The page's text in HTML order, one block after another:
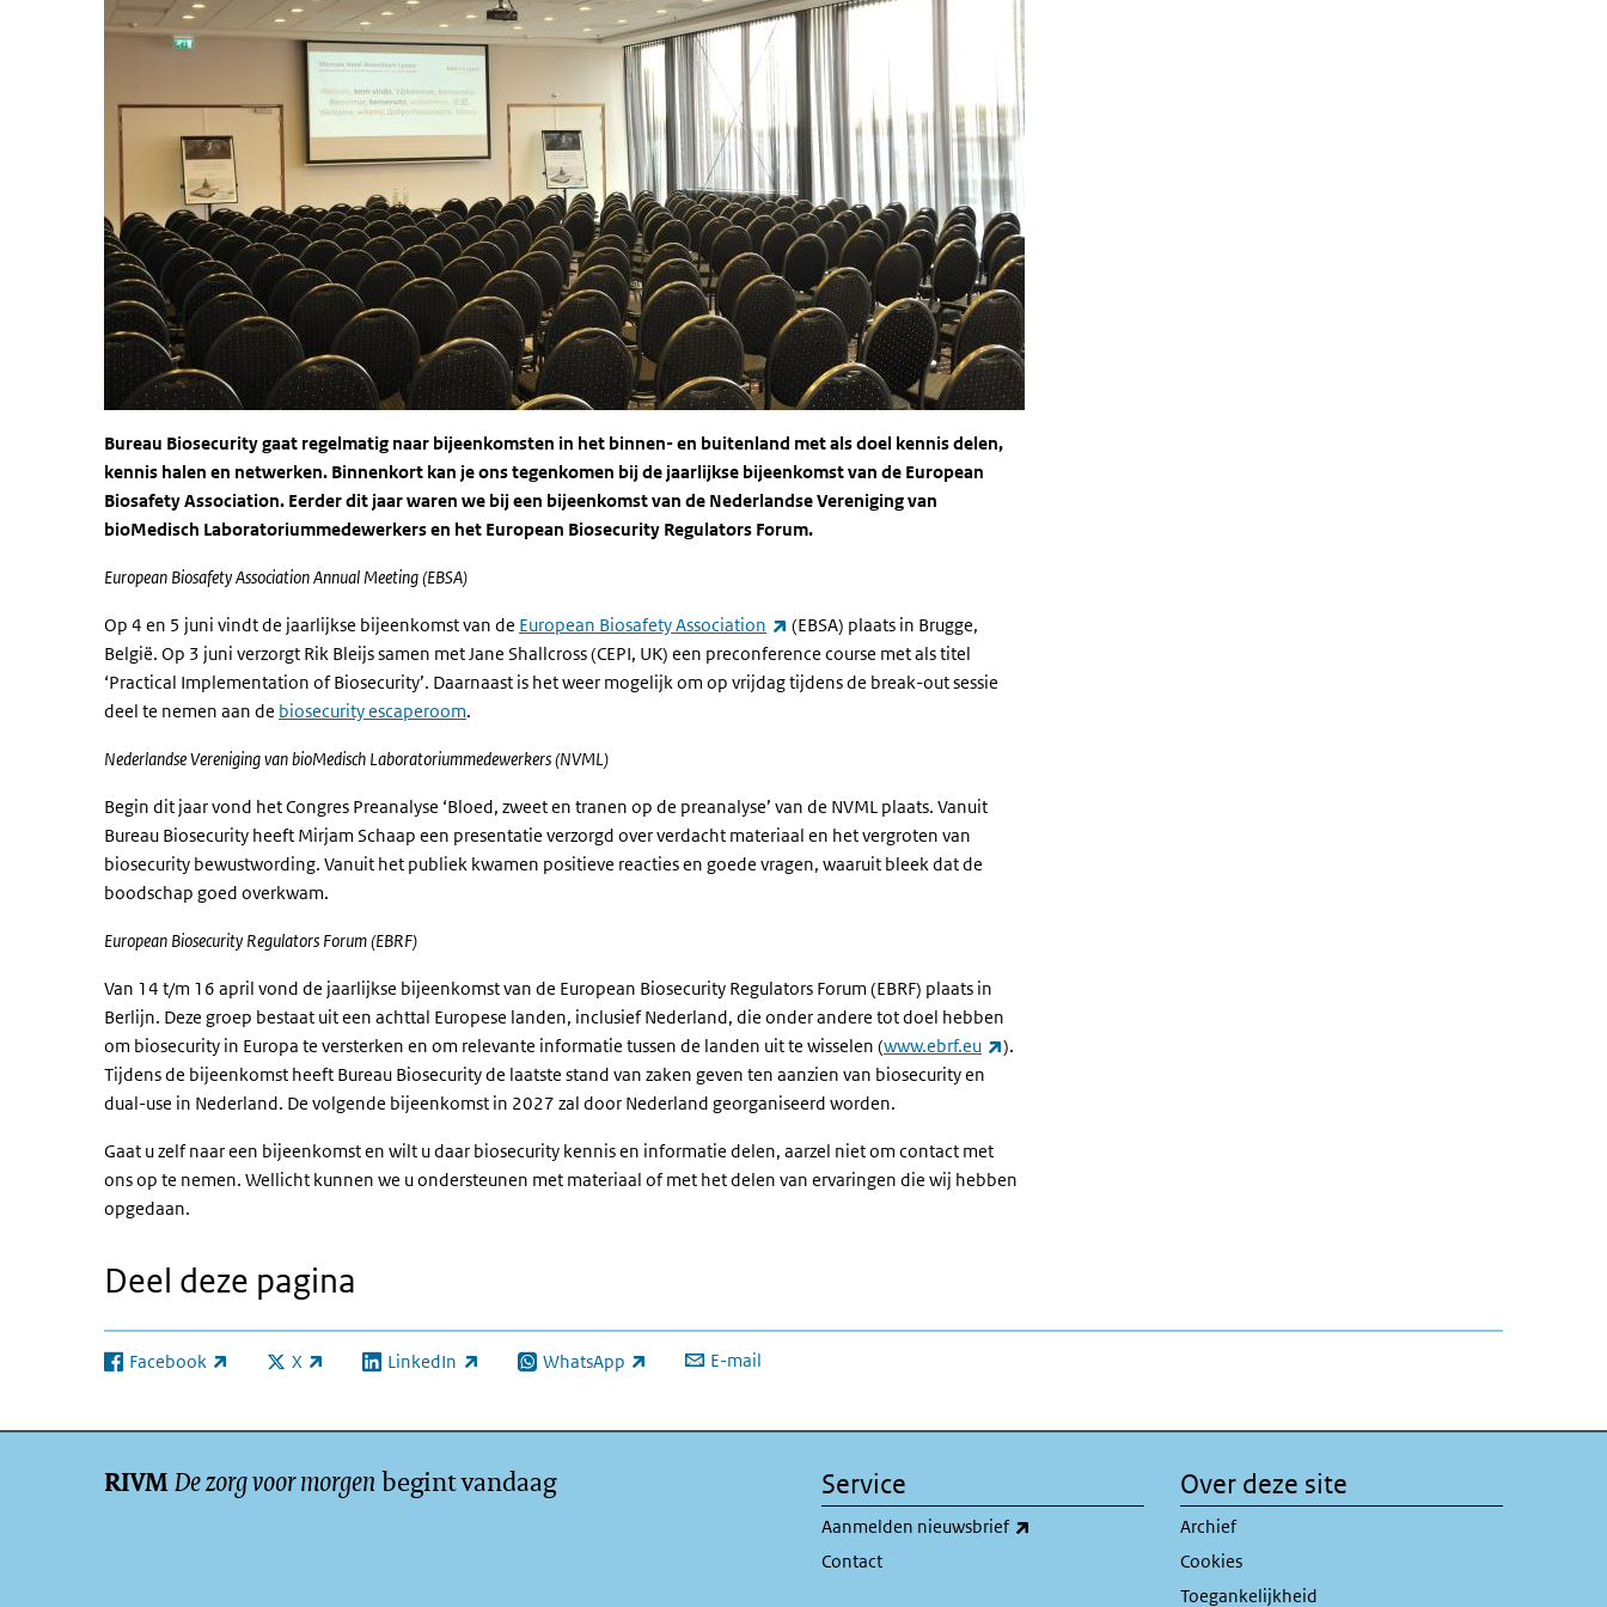
Bureau Biosecurity gaat regelmatig naar bijeenkomsten in het binnen- en buitenland met als doel kennis delen,
kennis halen en netwerken. Binnenkort kan je ons tegenkomen bij de jaarlijkse bijeenkomst van de European
Biosafety Association. Eerder dit jaar waren we bij een bijeenkomst van de Nederlandse Vereniging van
bioMedisch Laboratoriummedewerkers en het European Biosecurity Regulators Forum.
European Biosafety Association Annual Meeting (EBSA)
Op 4 en 5 juni vindt de jaarlijkse bijeenkomst van de European Biosafety Association (externe link)
(EBSA) plaats in Brugge,
België. Op 3 juni verzorgt Rik Bleijs samen met Jane Shallcross (CEPI, UK) een preconference course met als titel
‘Practical Implementation of Biosecurity’. Daarnaast is het weer mogelijk om op vrijdag tijdens de break-out sessie
deel te nemen aan de biosecurity escaperoom.
Nederlandse Vereniging van bioMedisch Laboratoriummedewerkers (NVML)
Begin dit jaar vond het Congres Preanalyse ‘Bloed, zweet en tranen op de preanalyse’ van de NVML plaats. Vanuit
Bureau Biosecurity heeft Mirjam Schaap een presentatie verzorgd over verdacht materiaal en het vergroten van
biosecurity bewustwording. Vanuit het publiek kwamen positieve reacties en goede vragen, waaruit bleek dat de
boodschap goed overkwam.
European Biosecurity Regulators Forum (EBRF)
Van 14 t/m 16 april vond de jaarlijkse bijeenkomst van de European Biosecurity Regulators Forum (EBRF) plaats in
Berlijn. Deze groep bestaat uit een achttal Europese landen, inclusief Nederland, die onder andere tot doel hebben
om biosecurity in Europa te versterken en om relevante informatie tussen de landen uit te wisselen (www.ebrf.eu (externe link)
).
Tijdens de bijeenkomst heeft Bureau Biosecurity de laatste stand van zaken geven ten aanzien van biosecurity en
dual-use in Nederland. De volgende bijeenkomst in 2027 zal door Nederland georganiseerd worden.
Gaat u zelf naar een bijeenkomst en wilt u daar biosecurity kennis en informatie delen, aarzel niet om contact met
ons op te nemen. Wellicht kunnen we u ondersteunen met materiaal of met het delen van ervaringen die wij hebben
opgedaan.
Deel deze pagina
Facebook
(externe link) X
(externe link) LinkedIn
(externe link) WhatsApp
(externe link) E-mail
RIVMDe zorg voor morgen begint vandaag Service
Aanmelden nieuwsbrief
Contact
Over deze site
Archief
Cookies
Toegankelijkheid